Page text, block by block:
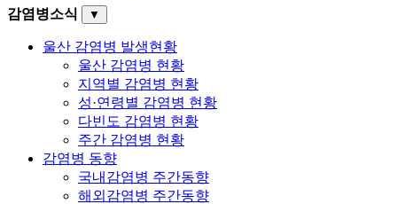
감염병소식 ▼
울산 감염병 발생현황
울산 감염병 현황
지역별 감염병 현황
성·연령별 감염병 현황
다빈도 감염병 현황
주간 감염병 현황
감염병 동향
국내감염병 주간동향
해외감염병 주간동향